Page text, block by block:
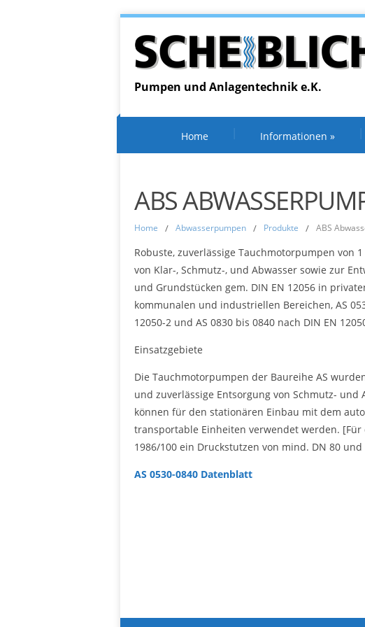
Pumpen und Anlagentechnik e.K.
Home Informationen »
ABS
Home / Abwasserpumpen / Produkte / ABS
Robuste, zuverlässige Tauchmotorpumpen von
von Klar-, Schmutz-, und Abwasser sowie zur
und Grundstücken gem. DIN EN 12056 in
kommunalen und industriellen Bereichen, AS
12050-2 und AS 0830 bis 0840 nach DIN EN
Einsatzgebiete
Die Tauchmotorpumpen der Baureihe AS
und zuverlässige Entsorgung von Schmutz- und
können für den stationären Einbau mit dem
transportable Einheiten verwendet werden.
1986/100 ein Druckstutzen von mind. DN 80
AS 0530-0840 Datenblatt